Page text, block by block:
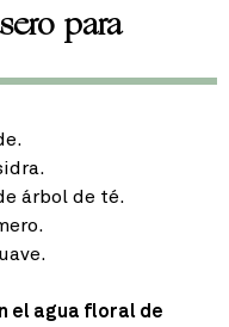
para
árbol de té.
el agua floral de